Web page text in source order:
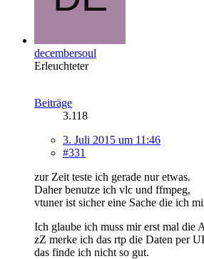
decembersoul
Erleuchteter
Beiträge
3.118
3. Juli 2015 um 11:46
#331
zur Zeit teste ich gerade nur etwas.
Daher benutze ich vlc und ffmpeg,
vtuner ist sicher eine Sache die ich
Ich glaube ich muss mir erst mal die
zZ merke ich das rtp die Daten per
das finde ich nicht so gut.